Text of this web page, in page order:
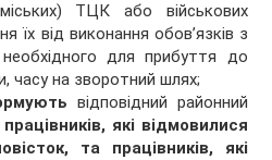
ТЦК або військових
їх від виконання обов’язків з
необхідного для прибуття до
часу на зворотний шлях;
відповідний районний
які відмовилися
та працівників, які